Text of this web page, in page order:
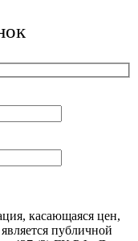
касающаяся цен,
публичной